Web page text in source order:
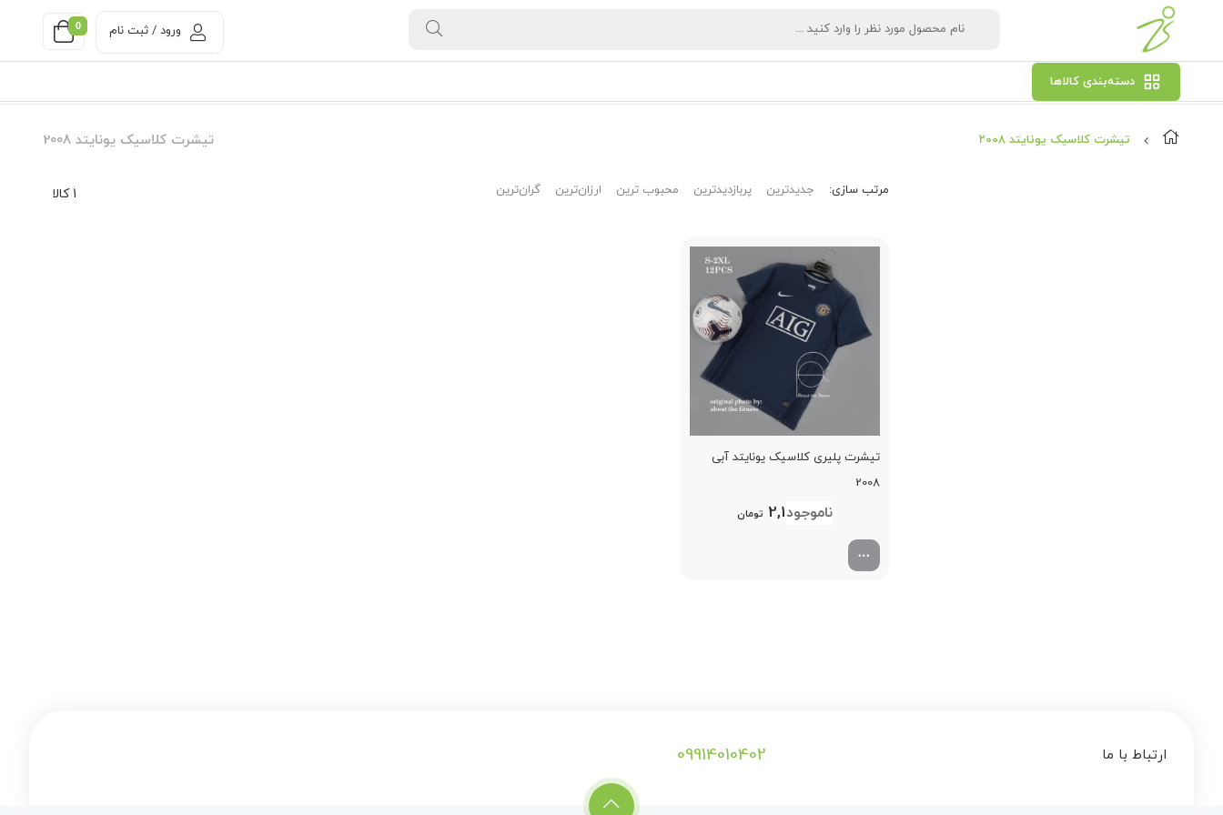
0 ورود / ثبت نام
دسته‌بندی کالاها
تیشرت کلاسیک یونایتد 2008 تیشرت کلاسیک یونایتد 2008
1 کالا مرتب‌ سازی: جدیدترین پربازدیدترین محبوب ترین ارزان‌ترین گران‌ترین
تیشرت پلیری کلاسیک یونایتد آبی
2008
2,199,000 تومان
ارتباط با ما 09914010402